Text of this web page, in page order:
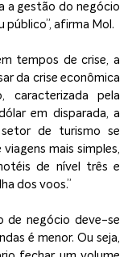
a gestão do negócio
afirma Mol.
tempos de crise, a
da crise econômica
caracterizada pela
em disparada, a
de turismo se
mais simples,
de nível três e
dos voos.”
de negócio deve-se
é menor. Ou seja,